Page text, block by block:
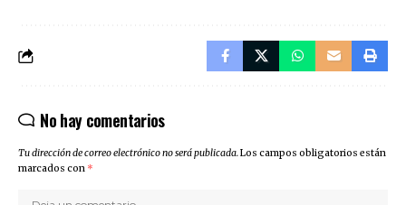
No hay comentarios
Tu dirección de correo electrónico no será publicada.Los campos obligatorios están
marcados con *